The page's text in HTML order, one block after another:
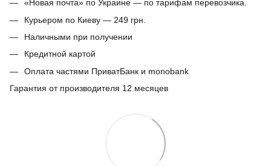
«Новая почта» по Украине — по тарифам перевозчика.
Курьером по Киеву — 249 грн.
Наличными при получении
Кредитной картой
Оплата частями ПриватБанк и monobank
Гарантия от производителя 12 месяцев